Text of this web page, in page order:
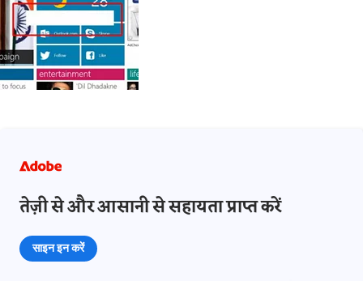
तेज़ी से और आसानी से सहायता प्राप्त करें
साइन इन करें